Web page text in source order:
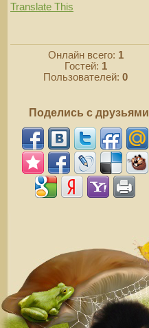
Translate This
Онлайн всего: 1
Гостей: 1
Пользователей:0
Поделись с друзьями